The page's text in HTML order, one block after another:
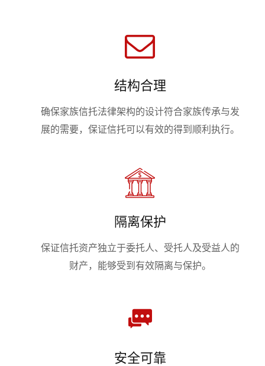
结构合理
确保家族信托法律架构的设计符合家族传承与发
展的需要，保证信托可以有效的得到顺利执行。
隔离保护
保证信托资产独立于委托人、受托人及受益人的
财产，能够受到有效隔离与保护。
安全可靠